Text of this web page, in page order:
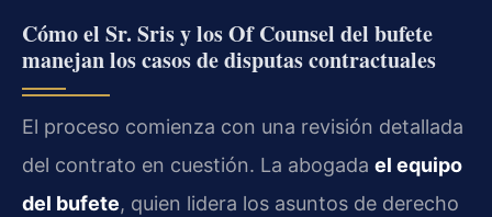
Cómo el Sr. Sris y los Of Counsel del bufete
manejan los casos de disputas contractuales
El proceso comienza con una revisión detallada
del contrato en cuestión. La abogada el equipo
del bufete, quien lidera los asuntos de derecho